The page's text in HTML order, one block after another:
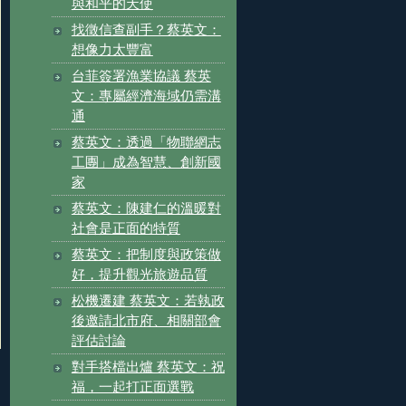
與和平的天使
找徵信查副手？蔡英文：
想像力太豐富
台菲簽署漁業協議 蔡英
文：專屬經濟海域仍需溝
通
蔡英文：透過「物聯網志
工團」成為智慧、創新國
家
蔡英文：陳建仁的溫暖對
社會是正面的特質
蔡英文：把制度與政策做
好，提升觀光旅遊品質
松機遷建 蔡英文：若執政
後邀請北市府、相關部會
評估討論
對手搭檔出爐 蔡英文：祝
福，一起打正面選戰